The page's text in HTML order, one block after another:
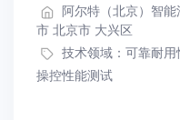
阿尔特（北京）智
市 北京市 大兴区
技术领域： 可靠耐
操控性能测试